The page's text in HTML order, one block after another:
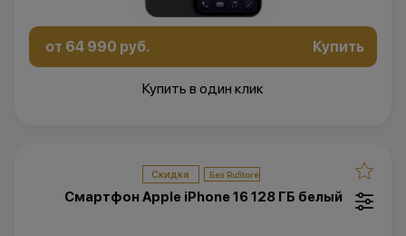
от 64 990 руб. Купить
Купить в один клик
Скидка
Смартфон Apple iPhone 16 128 ГБ белый